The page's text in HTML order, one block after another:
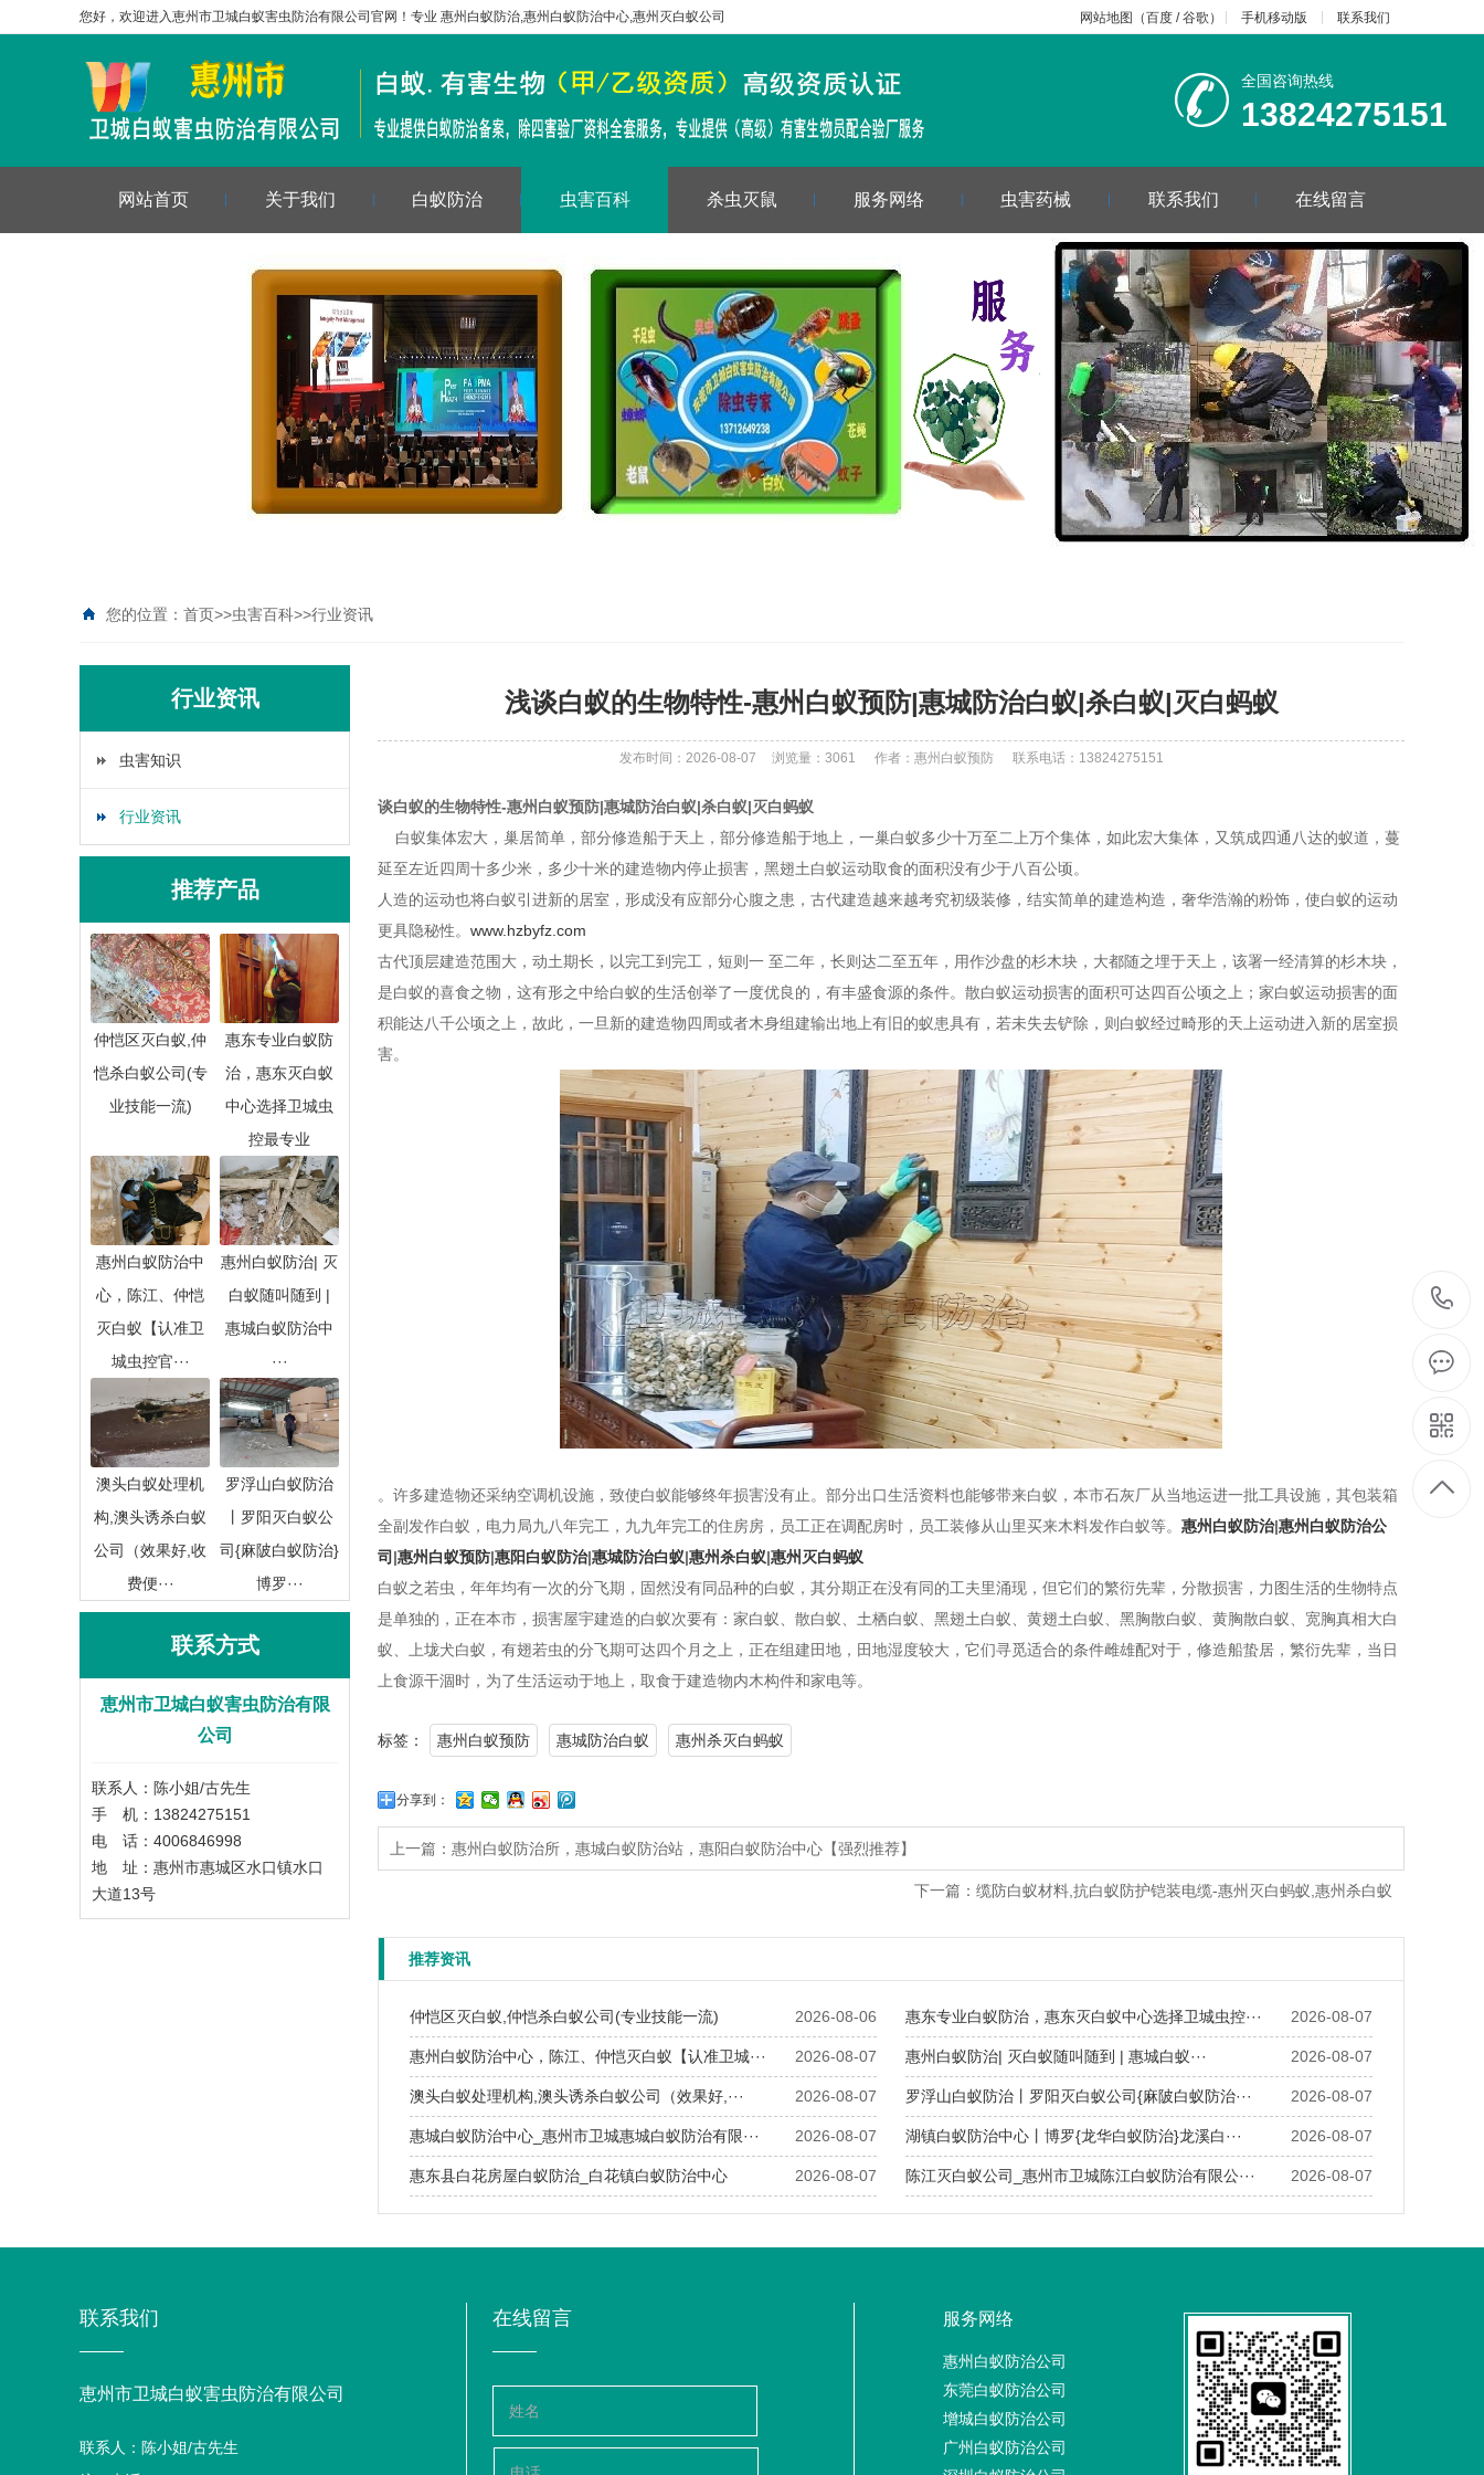
您好，欢迎进入恵州市卫城白蚁害虫防治有限公司官网！专业 惠州白蚁防治,惠州白蚁防治中心,惠州灭白蚁公司 网站地图 （百度 /谷歌 ） 手机移动版 联系我们
全国咨询热线
13824275151
网站首页 关于我们 白蚁防治 虫害百科 杀虫灭鼠 服务网络 虫害药械 联系我们 在线留言
您的位置： 首页>>虫害百科>>行业资讯
行业资讯
虫害知识
行业资讯
推荐产品
仲恺区灭白蚁,仲
恺杀白蚁公司(专
业技能一流)
惠东专业白蚁防
治，惠东灭白蚁
中心选择卫城虫
控最专业
惠州白蚁防治中
心，陈江、仲恺
灭白蚁【认准卫
城虫控官···
惠州白蚁防治| 灭
白蚁随叫随到 |
惠城白蚁防治中
···
澳头白蚁处理机
构,澳头诱杀白蚁
公司（效果好,收
费便···
罗浮山白蚁防治
丨罗阳灭白蚁公
司{麻陂白蚁防治}
博罗···
联系方式
恵州市卫城白蚁害虫防治有限
公司
联系人：陈小姐/古先生
手 机：13824275151
电 话：4006846998
地 址：惠州市惠城区水口镇水口
大道13号
浅谈白蚁的生物特性-惠州白蚁预防|惠城防治白蚁|杀白蚁|灭白蚂蚁
发布时间：2026-08-07 浏览量： 3061 作者：惠州白蚁预防 联系电话：13824275151
谈白蚁的生物特性-惠州白蚁预防|惠城防治白蚁|杀白蚁|灭白蚂蚁
白蚁集体宏大，巢居简单，部分修造船于天上，部分修造船于地上，一巢白蚁多少十万至二上万个集体，如此宏大集体，又筑成四通八达的蚁道，蔓
延至左近四周十多少米，多少十米的建造物内停止损害，黑翅土白蚁运动取食的面积没有少于八百公顷。
人造的运动也将白蚁引进新的居室，形成没有应部分心腹之患，古代建造越来越考究初级装修，结实简单的建造构造，奢华浩瀚的粉饰，使白蚁的运动
更具隐秘性。 www.hzbyfz.com
古代顶层建造范围大，动土期长，以完工到完工，短则一 至二年，长则达二至五年，用作沙盘的杉木块，大都随之埋于天上，该署一经清算的杉木块，
是白蚁的喜食之物，这有形之中给白蚁的生活创举了一度优良的，有丰盛食源的条件。散白蚁运动损害的面积可达四百公顷之上；家白蚁运动损害的面
积能达八千公顷之上，故此，一旦新的建造物四周或者木身组建输出地上有旧的蚁患具有，若未失去铲除，则白蚁经过畸形的天上运动进入新的居室损
害。
。许多建造物还采纳空调机设施，致使白蚁能够终年损害没有止。部分出口生活资料也能够带来白蚁，本市石灰厂从当地运进一批工具设施，其包装箱
全副发作白蚁，电力局九八年完工，九九年完工的住房房，员工正在调配房时，员工装修从山里买来木料发作白蚁等。 惠州白蚁防治|惠州白蚁防治公
司 |惠州白蚁预防|惠阳白蚁防治|惠城防治白蚁|惠州杀白蚁|惠州灭白蚂蚁
白蚁之若虫，年年均有一次的分飞期，固然没有同品种的白蚁，其分期正在没有同的工夫里涌现，但它们的繁衍先辈，分散损害，力图生活的生物特点
是单独的，正在本市，损害屋宇建造的白蚁次要有：家白蚁、散白蚁、土栖白蚁、黑翅土白蚁、黄翅土白蚁、黑胸散白蚁、黄胸散白蚁、宽胸真相大白
蚁、上垅犬白蚁，有翅若虫的分飞期可达四个月之上，正在组建田地，田地湿度较大，它们寻觅适合的条件雌雄配对于，修造船蛰居，繁衍先辈，当日
上食源干涸时，为了生活运动于地上，取食于建造物内木构件和家电等。
标签： 惠州白蚁预防 惠城防治白蚁 惠州杀灭白蚂蚁
分享到：
上一篇： 惠州白蚁防治所，惠城白蚁防治站，惠阳白蚁防治中心【强烈推荐】
下一篇： 缆防白蚁材料,抗白蚁防护铠装电缆-惠州灭白蚂蚁,惠州杀白蚁
推荐资讯
2026-08-06
​仲恺区灭白蚁,仲恺杀白蚁公司(专业技能一流) 2026-08-07
​惠东专业白蚁防治，惠东灭白蚁中心选择卫城虫控···
2026-08-07
​惠州白蚁防治中心，陈江、仲恺灭白蚁【认准卫城··· 2026-08-07
​惠州白蚁防治| 灭白蚁随叫随到 | 惠城白蚁···
2026-08-07
​澳头白蚁处理机构,澳头诱杀白蚁公司（效果好,··· 2026-08-07
​罗浮山白蚁防治丨罗阳灭白蚁公司{麻陂白蚁防治···
2026-08-07
​惠城白蚁防治中心_惠州市卫城惠城白蚁防治有限··· 2026-08-07
​湖镇白蚁防治中心丨博罗{龙华白蚁防治}龙溪白···
2026-08-07
​惠东县白花房屋白蚁防治_白花镇白蚁防治中心 2026-08-07
​陈江灭白蚁公司_惠州市卫城陈江白蚁防治有限公···
联系我们
恵州市卫城白蚁害虫防治有限公司
联系人：陈小姐/古先生
在线留言 服务网络
惠州白蚁防治公司
东莞白蚁防治公司
增城白蚁防治公司
广州白蚁防治公司